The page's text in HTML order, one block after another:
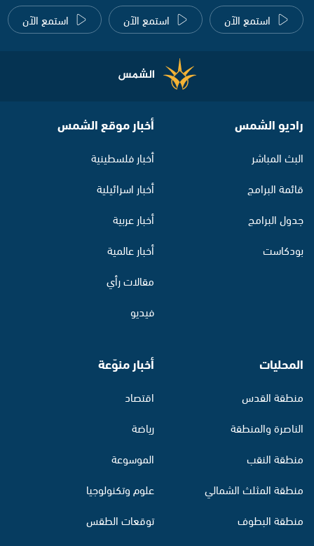
استمع الآن
استمع الآن
استمع الآن
راديو الشمس
البث المباشر
قائمة البرامج
جدول البرامج
بودكاست
أخبار موقع الشمس
أخبار فلسطينية
أخبار اسرائيلية
أخبار عربية
أخبار عالمية
مقالات رأي
فيديو
المحليات
منطقة القدس
الناصرة والمنطقة
منطقة النقب
منطقة المثلث الشمالي
منطقة البطوف
أخبار منوّعة
اقتصاد
رياضة
الموسوعة
علوم وتكنولوجيا
توقعات الطقس